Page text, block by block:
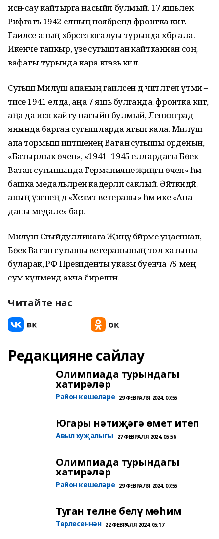
исән-сау кайтырга насыйп булмый. 17 яшьлек
Рифгать 1942 елның ноябрендә фронтка китә.
Гаиләсе аның хәбәрсез югалуы турында хәбәр ала.
Икенче тапкыр, үзе сугыштан кайтканнан соң,
вафаты турында кара кәгазь килә.
Сугыш Миләүшә апаның гаиләсен дә читләтеп үтми –
әтисе 1941 елда, аңа 7 яшь булганда, фронтка китә,
аңа да исән кайту насыйп булмый, Ленинград
янында барган сугышларда ятып кала. Миләүшә
апа тормыш иптәшенең Ватан сугышы орденын,
«Батырлык өчен», «1941–1945 еллардагы Бөек
Ватан сугышында Германияне җиңгән өчен» һәм
башка медальләрен кадерләп саклый. Әйткәндәй,
аның үзенең дә «Хезмәт ветераны» һәм ике «Ана
даны медале» бар.
Миләүшә Сәгыйдуллинага Җиңү бәйрәме уңаеннан,
Бөек Ватан сугышы ветеранының тол хатыны
буларак, РФ Президенты указы буенча 75 мең
сум күләмендә акча бирелгән.
Читайте нас
Редакцияне сайлау
Олимпиада турындагы
хатирәләр
Район кешеләре 29 ФЕВРАЛЯ 2024, 07:55
Югары нәтиҗәгә өмет итеп
Авыл хуҗалыгы 27 ФЕВРАЛЯ 2024, 05:56
Олимпиада турындагы
хатирәләр
Район кешеләре 29 ФЕВРАЛЯ 2024, 07:55
Туган телне белү мөһим
Төрлесеннән 22 ФЕВРАЛЯ 2024, 05:17